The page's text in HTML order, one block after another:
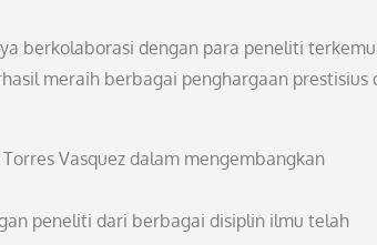
berkolaborasi dengan para peneliti
meraih berbagai penghargaan prestisius
Vasquez dalam mengembangkan
peneliti dari berbagai disiplin ilmu telah